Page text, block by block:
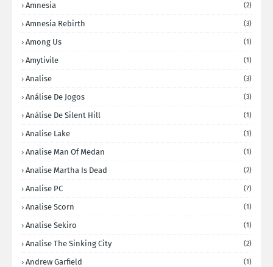
Amnesia (2)
Amnesia Rebirth (3)
Among Us (1)
Amytivile (1)
Analise (3)
Análise De Jogos (3)
Análise De Silent Hill (1)
Analise Lake (1)
Analise Man Of Medan (1)
Analise Martha Is Dead (2)
Analise PC (7)
Analise Scorn (1)
Analise Sekiro (1)
Analise The Sinking City (2)
Andrew Garfield (1)